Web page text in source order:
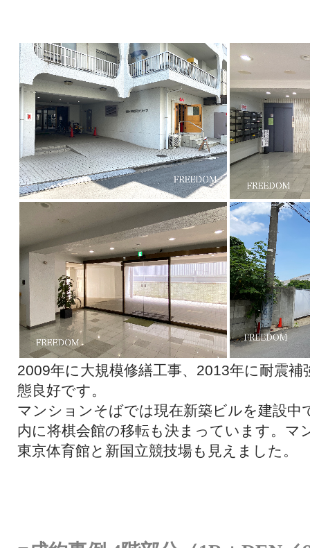
2009年に大規模修繕工事、2013年に耐震補
態良好です。
マンションそばでは現在新築ビルを建設中
内に将棋会館の移転も決まっています。マ
東京体育館と新国立競技場も見えました。